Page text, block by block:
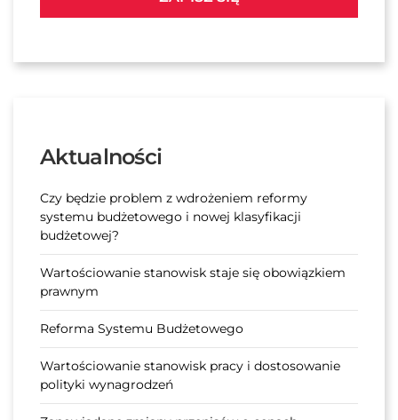
Aktualności
Czy będzie problem z wdrożeniem reformy
systemu budżetowego i nowej klasyfikacji
budżetowej?
Wartościowanie stanowisk staje się obowiązkiem
prawnym
Reforma Systemu Budżetowego
Wartościowanie stanowisk pracy i dostosowanie
polityki wynagrodzeń